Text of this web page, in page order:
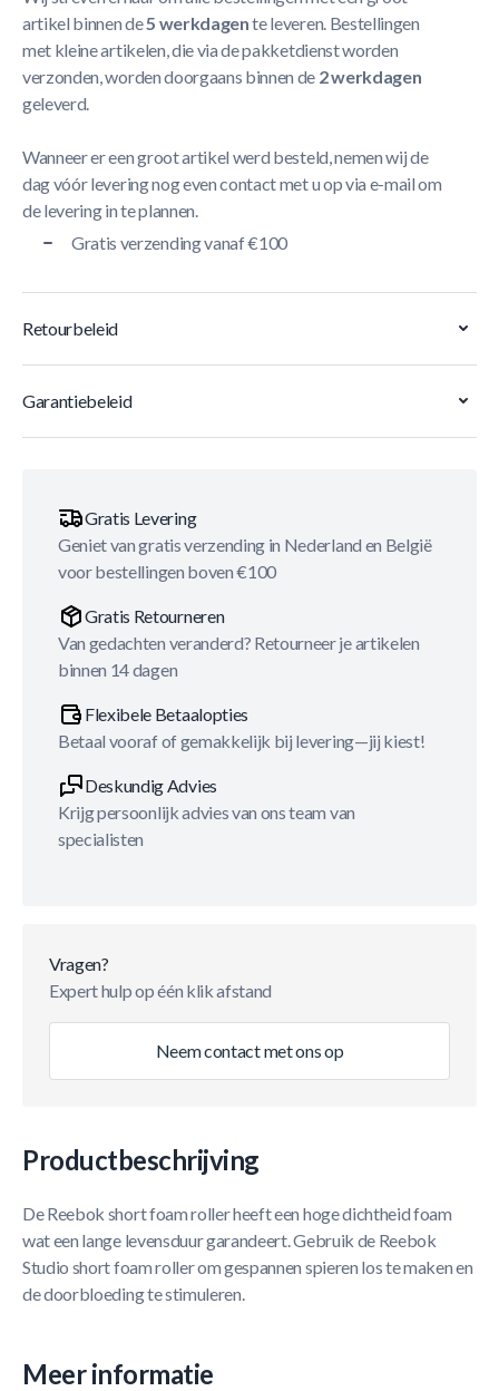
artikel binnen de5 werkdagente leveren. Bestellingen
met kleine artikelen, die via de pakketdienst worden
verzonden, worden doorgaans binnen de 2 werkdagen
geleverd.
Wanneer er een groot artikel werd besteld, nemen wij de
dag vóór levering nog even contact met u op via e-mail om
de levering in te plannen.
Gratis verzending vanaf €100
Retourbeleid
Garantiebeleid
Gratis Levering
Geniet van gratis verzending in Nederland en België
voor bestellingen boven €100
Gratis Retourneren
Van gedachten veranderd? Retourneer je artikelen
binnen 14 dagen
Flexibele Betaalopties
Betaal vooraf of gemakkelijk bij levering—jij kiest!
Deskundig Advies
Krijg persoonlijk advies van ons team van
specialisten
Vragen?
Expert hulp op één klik afstand
Neem contact met ons op
Productbeschrijving
De Reebok short foam roller heeft een hoge dichtheid foam
wat een lange levensduur garandeert. Gebruik de Reebok
Studio short foam roller om gespannen spieren los te maken en
de doorbloeding te stimuleren.
Meer informatie